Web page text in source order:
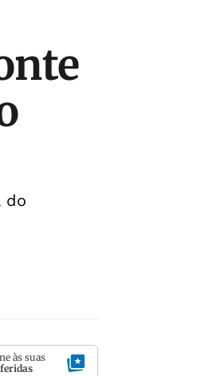
do
às suas